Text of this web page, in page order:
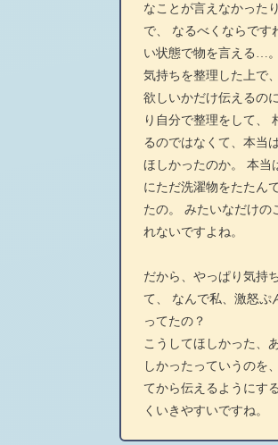
なことが言えなかった
で、 なるべくならです
い状態で物を言える…。
気持ちを整理した上で
欲しいかだけ伝えるの
り自分で整理をして、
るのではなくて、本当
ほしかったのか。 本当
にただ洗濯物をたたん
たの。 みたいなだけの
れないですよね。
だから、やっぱり気持
て、 なんで私、激怒ぷ
ってたの？
こうしてほしかった、
しかったっていうのを
てから伝えるようにす
くいきやすいですね。